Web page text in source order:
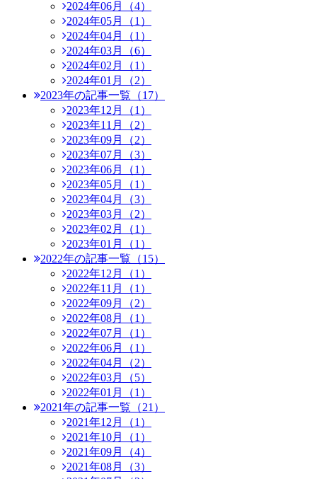
2024年06月（4）
2024年05月（1）
2024年04月（1）
2024年03月（6）
2024年02月（1）
2024年01月（2）
2023年の記事一覧（17）
2023年12月（1）
2023年11月（2）
2023年09月（2）
2023年07月（3）
2023年06月（1）
2023年05月（1）
2023年04月（3）
2023年03月（2）
2023年02月（1）
2023年01月（1）
2022年の記事一覧（15）
2022年12月（1）
2022年11月（1）
2022年09月（2）
2022年08月（1）
2022年07月（1）
2022年06月（1）
2022年04月（2）
2022年03月（5）
2022年01月（1）
2021年の記事一覧（21）
2021年12月（1）
2021年10月（1）
2021年09月（4）
2021年08月（3）